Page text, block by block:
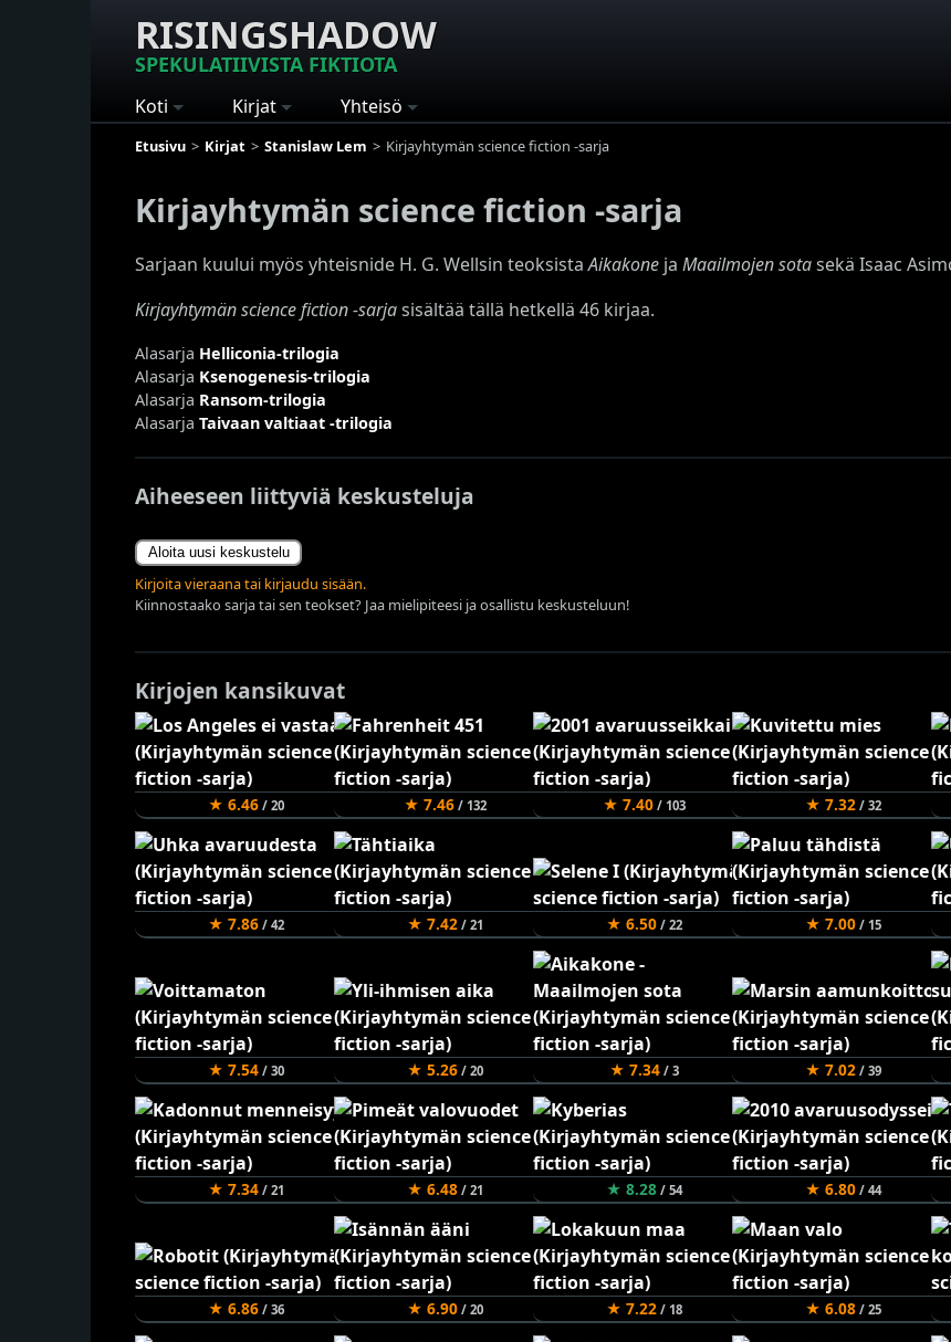
RISINGSHADOW
SPEKULATIIVISTA FIKTIOTA
Koti Kirjat Yhteisö
Etusivu Kirjat Stanislaw Lem Kirjayhtymän science fiction -sarja
Kirjayhtymän science fiction -sarja
Sarjaan kuului myös yhteisnide H. G. Wellsin teoksistaAikakone ja Maailmojen sotasekä Isaac
Kirjayhtymän science fiction -sarjasisältää tällä hetkellä 46 kirjaa.
Alasarja Helliconia-trilogia
Alasarja Ksenogenesis-trilogia
Alasarja Ransom-trilogia
Alasarja Taivaan valtiaat -trilogia
Aiheeseen liittyviä keskusteluja
Aloita uusi keskustelu
Kirjoita vieraana tai kirjaudu sisään.
Kiinnostaako sarja tai sen teokset? Jaa mielipiteesi ja osallistu keskusteluun!
Kirjojen kansikuvat
★ 6.46/ 20 ★ 7.46/ 132 ★ 7.40/ 103 ★ 7.32/ 32
★ 7.86/ 42 ★ 7.42/ 21 ★ 6.50/ 22 ★ 7.00/ 15
★ 7.54/ 30 ★ 5.26/ 20 ★ 7.34/ 3 ★ 7.02/ 39
★ 7.34/ 21 ★ 6.48/ 21 ★ 8.28/ 54 ★ 6.80/ 44
★ 6.86/ 36 ★ 6.90/ 20 ★ 7.22/ 18 ★ 6.08/ 25